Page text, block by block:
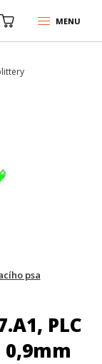
MENU
psa
PLC
0,9mm